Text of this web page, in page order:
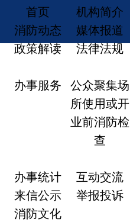
首页 机构简介
消防动态
媒体报道
政策解读
法律法规
办事服务 公众聚集场
所使用或开
业前消防检
查
办事统计
互动交流
来信公示
举报投诉
消防文化